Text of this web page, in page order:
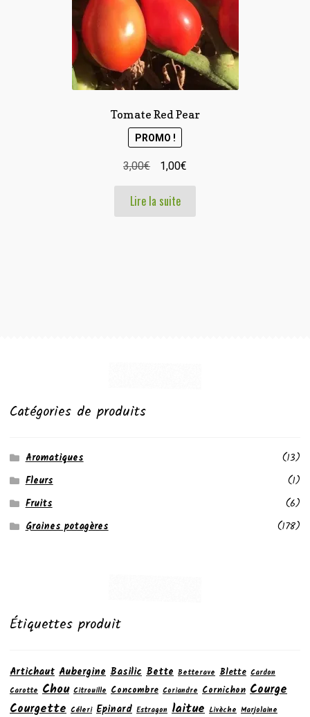
Tomate Red Pear
PROMO !
3,00€
Le
prix
initial
était :
1,00€Le
prix
est :
Lire la suite
Catégories de produits
Aromatiques
(13)
Fleurs
(1)
Fruits
(6)
Graines potagères
(178)
Étiquettes produit
Artichaut Aubergine Basilic Bette Betterave Blette Cardon
Carotte Chou Citrouille Concombre Coriandre Cornichon Courge
Courgette Céleri Epinard Estragon laitue Livèche Marjolaine